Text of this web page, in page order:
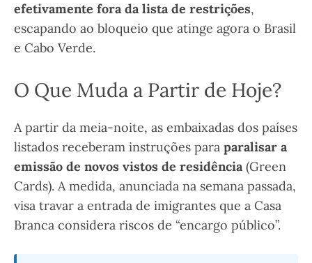
efetivamente fora da lista de restrições,
escapando ao bloqueio que atinge agora o Brasil
e Cabo Verde.
O Que Muda a Partir de Hoje?
A partir da meia-noite, as embaixadas dos países
listados receberam instruções para paralisar a
emissão de novos vistos de residência(Green
Cards). A medida, anunciada na semana passada,
visa travar a entrada de imigrantes que a Casa
Branca considera riscos de “encargo público”.